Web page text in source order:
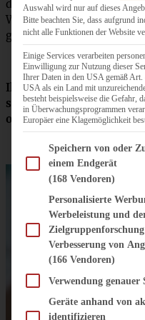
das genauso gut mit
Wahl! Ich bin ja ein
großartig, probiert es
Ihr sucht noch mehr
schaut doch mal bei
oder Omas leckerem
Auswahl wird nur auf dieses
Bitte beachten Sie, dass aufgrund
nicht alle Funktionen der Website
Einige Services verarbeiten
Einwilligung zur Nutzung dieser
Ihrer Daten in den USA gemäß
USA als ein Land mit
besteht beispielsweise die Gefahr,
in Überwachungsprogrammen
Europäer eine Klagemöglichkeit
Im Folgenden finden Sie eine
Speichern von oder
einem Endgerät
(168 Vendoren)
Personalisierte
Werbeleistung und
Verbesserung von
(166 Vendoren)
Verwendung genauer
Geräte anhand von
identifizieren